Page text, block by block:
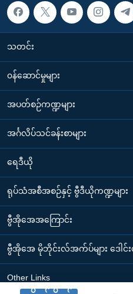
သတင်း
၀န်ဆောင်မှုများ
အပတ်စဉ်ကဏ္ဍများ
အင်္ဂလိပ်သင်ခန်းစာများ
ရေဒီယို
ရုပ်သံအစီအစဉ်နှင့် ဗွီဒီယိုကဏ္ဍများ
ဗွီအိုအေအကြောင်း
ဗွီအိုအေ မိုဘိုင်းလ်အက်ပ်များ ဒေါ
Other Links